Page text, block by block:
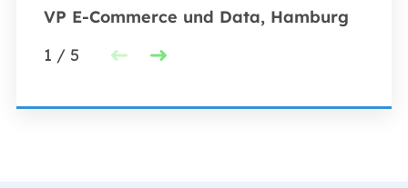
VP E-Commerce und Data, Hamburg
1 / 5